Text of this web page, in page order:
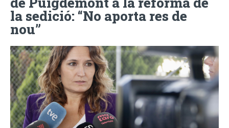
la sedició: “No aporta res de
nou”